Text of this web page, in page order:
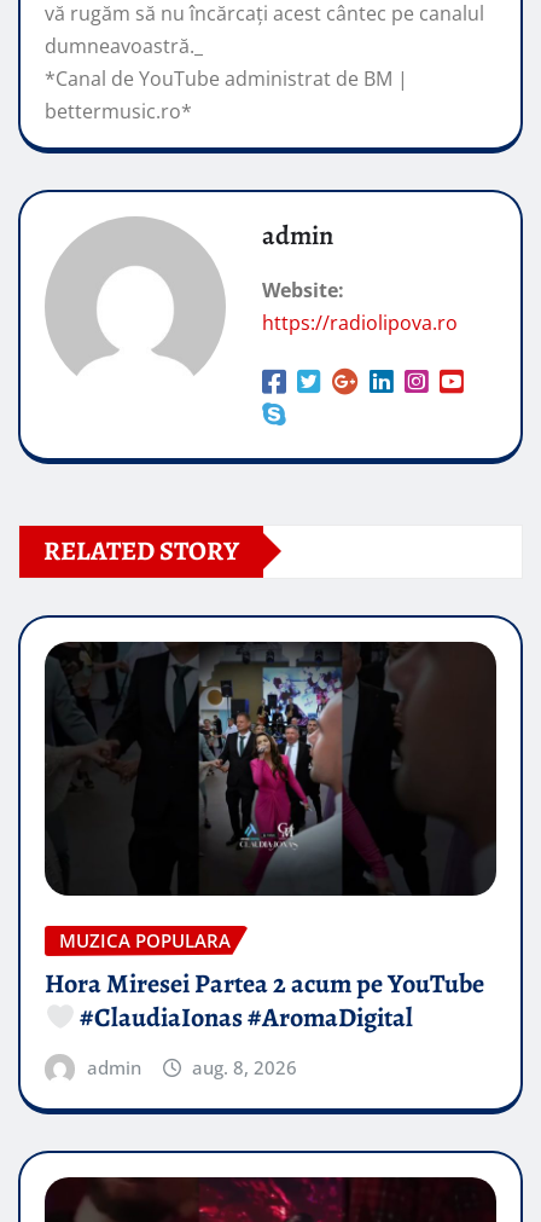
vă rugăm să nu încărcați acest cântec pe canalul
dumneavoastră._
*Canal de YouTube administrat de BM |
bettermusic.ro*
admin
Website:
https://radiolipova.ro
RELATED STORY
MUZICA POPULARA
Hora Miresei Partea 2 acum pe YouTube
#ClaudiaIonas #AromaDigital
admin aug. 8, 2026